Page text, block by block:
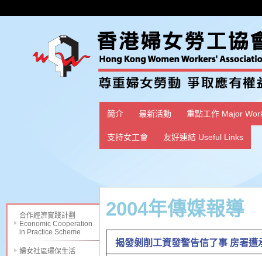
簡介 最新活動 重點工作 Major
支持女工會 友好連結 Useful Links
合作經濟實踐計劃
Economic Cooperation
in Practice Scheme
婦女社區環保生活
2004年傳媒報導
揭發剝削工資發警告信了事 房署